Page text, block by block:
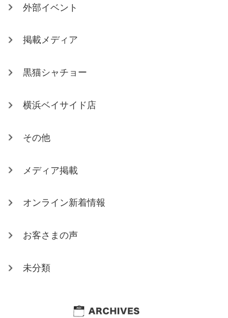
外部イベント
掲載メディア
黒猫シャチョー
横浜ベイサイド店
その他
メディア掲載
オンライン新着情報
お客さまの声
未分類